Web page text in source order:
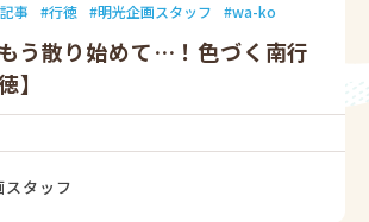
事 行徳 明光企画スタッフ wa-ko
う散り始めて…！色づく南行
】
スタッフ